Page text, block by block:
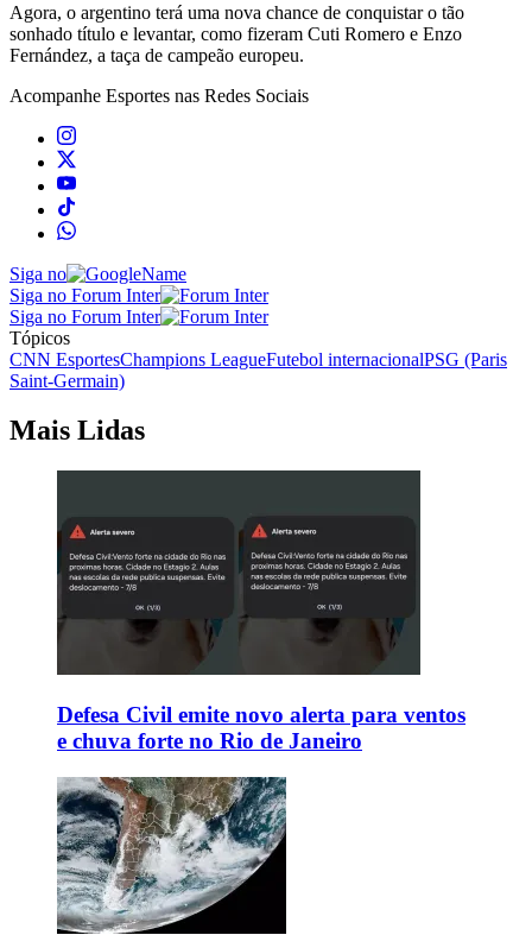
Agora, o argentino terá uma nova chance de conquistar o tão
sonhado título e levantar, como fizeram Cuti Romero e Enzo
Fernández, a taça de campeão europeu.
Acompanhe Esportes nas Redes Sociais
Siga no
Siga no Forum Inter
Siga no Forum Inter
Tópicos
CNN EsportesChampions LeagueFutebol internacionalPSG (Paris
Saint-Germain)
Mais Lidas
Defesa Civil emite novo alerta para ventos
e chuva forte no Rio de Janeiro